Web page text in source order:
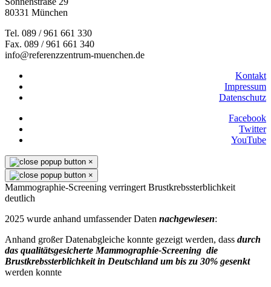
80331 München
Tel. 089 / 961 661 330
Fax. 089 / 961 661 340
info@referenzzentrum-muenchen.de
Kontakt
Impressum
Datenschutz
Facebook
Twitter
YouTube
×
×
Mammographie-Screening verringert Brustkrebssterblichkeit
deutlich
2025 wurde anhand umfassender Daten nachgewiesen:
Anhand großer Datenabgleiche konnte gezeigt werden, dass durch
das qualitätsgesicherte Mammographie-Screening die
Brustkrebssterblichkeit in Deutschland um bis zu 30% gesenkt
werden konnte